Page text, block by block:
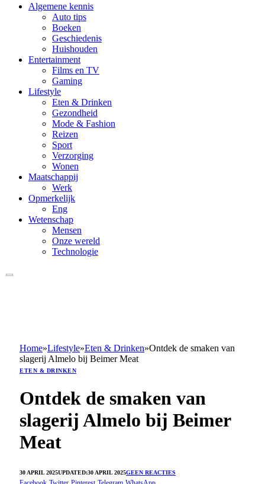
Algemene kennis
Auto tips
Boeken
Geschiedenis
Huishouden
Entertainment
Films en TV
Gaming
Lifestyle
Eten & Drinken
Gezondheid
Mode & Fashion
Reizen
Sport
Verzorging
Wonen
Maatschappij
Werk
Opmerkelijk
Eng
Wetenschap
Mensen
Onze wereld
Technologie
Home»Lifestyle»Eten & Drinken»Ontdek de smaken van
slagerij Almelo bij Beimer Meat
ETEN & DRINKEN
Ontdek de smaken van
slagerij Almelo bij Beimer
Meat
30 APRIL 2025UPDATED:30 APRIL 2025GEEN REACTIES
Facebook Twitter Pinterest Telegram WhatsApp